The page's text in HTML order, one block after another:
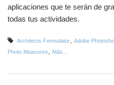
aplicaciones que te serán de
todas tus actividades.
Architects Formulator, Adobe
Photo Measures, Más...